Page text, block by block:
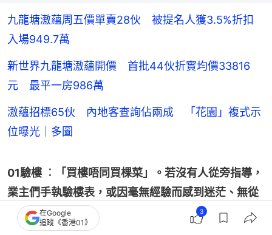
九龍塘滶蘊周五價單賣28伙 被提名人獲3.5%折扣
入場949.7萬
新世界九龍塘滶蘊開價 首批44伙折實均價33816
元 最平一房986萬
滶蘊招標65伙 內地客查詢佔兩成 「花園」複式示
位曝光｜多圖
01驗樓 ︰「買樓唔同買棵菜」。若沒有人從旁指導，
業主們手執驗樓表，或因毫無經驗而感到迷茫、無從
入手，甚至忽略單位的重要缺陷。若希望《香港01》
為你驗樓，可簡單寫下自己的「上車」故事，並將個
在Google
追蹤《香港01》
3